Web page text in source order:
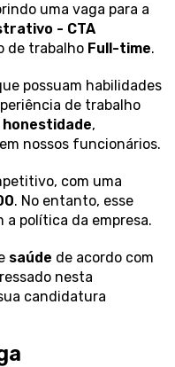
uma vaga para a
- CTA
de trabalho Full-time.
possuam habilidades
de trabalho
honestidade,
em nossos funcionários.
com uma
. No entanto, esse
a política da empresa.
saúde de acordo com
nesta
candidatura